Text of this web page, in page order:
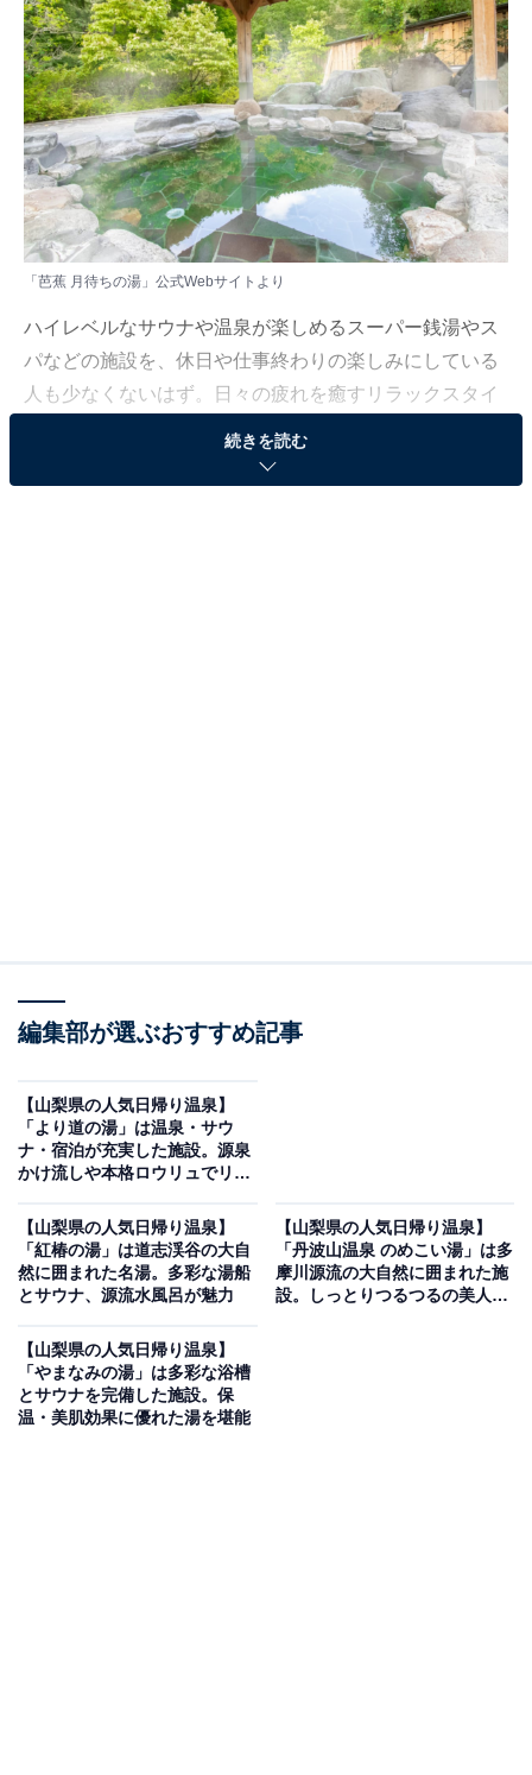
「芭蕉 月待ちの湯」公式Webサイトより
ハイレベルなサウナや温泉が楽しめるスーパー銭湯やス
パなどの施設を、休日や仕事終わりの楽しみにしている
人も少なくないはず。日々の疲れを癒すリラックスタイ
ムは、何物にも代えがたい時間ですよね。しかし、近年
では高い人気をほこる施設も多く、どこに行けばよいか
るAll About発のニュースメディアです。お金や仕事、恋愛、ITに関
する疑問に対して専門家が分かりやすく回答するほか、エンタメ情
報やSNSで話題のトピックスを紹介しています。
「芭蕉 月待ちの湯」は100%源泉の湯めぐりと大
自然の「ととのい」が魅力
芭蕉 月待ちの湯は、アルカリ性単純温泉を100%使用し
た多彩な湯船が自慢の天然温泉施設です。32℃の「源泉
ぬるま湯風呂」をはじめ、寝湯やジェットバスがある
かな「露天風呂」などを完備。さらにドライサウナや、
マイナスイオンを全身に感じながらアディロンダックチ
ェアで休憩できる「休憩・ととのいスペース」も備わっ
続きを読む
編集部が選ぶおすすめ記事
【山梨県の人気日帰り温泉】
「より道の湯」は温泉・サウ
ナ・宿泊が充実した施設。源泉
かけ流しや本格ロウリュでリラ
【山梨県の人気日帰り温泉】
「紅椿の湯」は道志渓谷の大自
然に囲まれた名湯。多彩な湯船
とサウナ、源流水風呂が魅力
【山梨県の人気日帰り温泉】
「丹波山温泉 のめこい湯」は多
摩川源流の大自然に囲まれた施
設。しっとりつるつるの美人の
【山梨県の人気日帰り温泉】
「やまなみの湯」は多彩な浴槽
とサウナを完備した施設。保
温・美肌効果に優れた湯を堪能